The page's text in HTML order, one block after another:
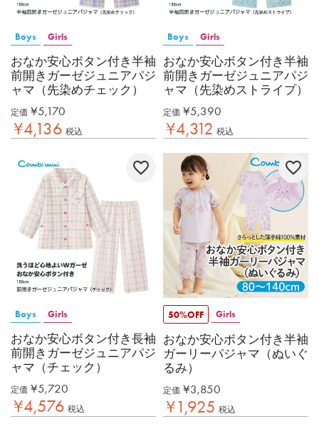
Boys Girls
おなか安心ボタン付き半袖
前開きガーゼジュニアパジ
ャマ（先染めチェック）
定価 ¥5,170
¥4,136 税込
Boys Girls
おなか安心ボタン付き半袖
前開きガーゼジュニアパジ
ャマ（先染めストライプ）
定価 ¥5,390
¥4,312 税込
Boys Girls
おなか安心ボタン付き長袖
前開きガーゼジュニアパジ
ャマ（チェック）
定価 ¥5,720
¥4,576 税込
50%OFF Girls
おなか安心ボタン付き半袖
ガーリーパジャマ（ぬいぐ
るみ）
定価 ¥3,850
¥1,925 税込